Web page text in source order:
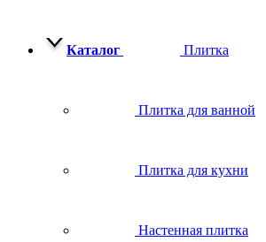
Каталог Плитка
Плитка для ванной
Плитка для кухни
Настенная плитка